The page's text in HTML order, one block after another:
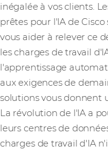
inégalée à vos clients.
prêtes pour l'IA de
vous aider à relever ce
les charges de travail
l'apprentissage
aux exigences de
solutions vous donnent
La révolution de l'IA a
leurs centres de
charges de travail d'IA